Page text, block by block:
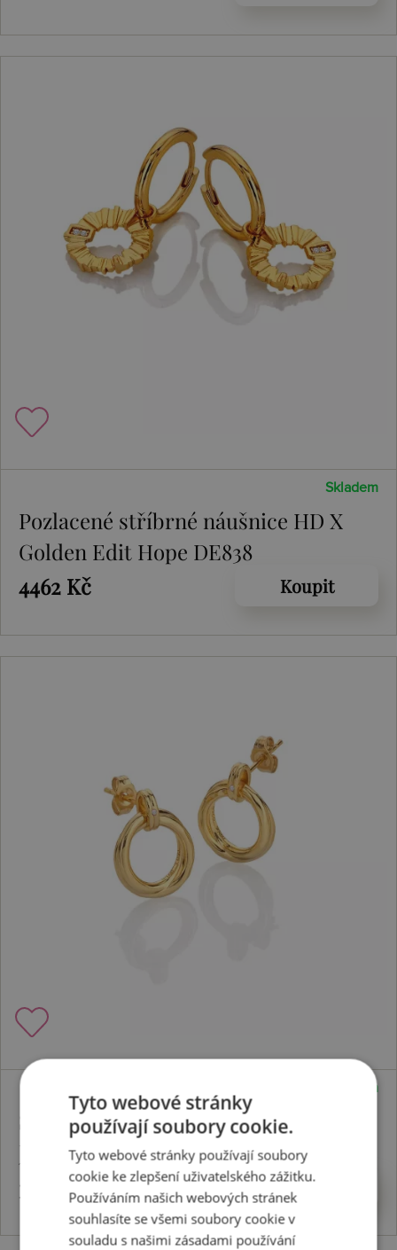
Skladem
Pozlacené stříbrné náušnice HD X
Golden Edit Hope DE838
4462 Kč
Koupit
Skladem
Stříbrné pozlacené náušnice x Jac
Jossa Soul DE813
3503 Kč
Koupit
Tyto webové stránky
používají soubory cookie.
Tyto webové stránky používají soubory
cookie ke zlepšení uživatelského zážitku.
Používáním našich webových stránek
souhlasíte se všemi soubory cookie v
souladu s našimi zásadami používání